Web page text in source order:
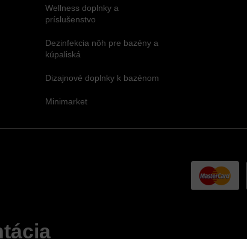
Wellness doplnky a
príslušenstvo
Dezinfekcia nôh pre bazény a
kúpaliská
Dizajnové doplnky k bazénom
Minimarket